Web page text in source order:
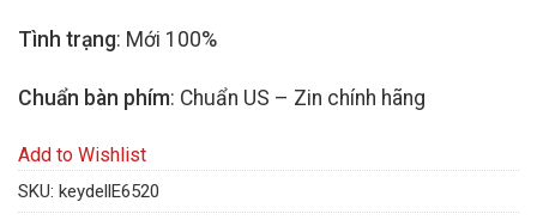
Tình trạng: Mới 100%
Chuẩn bàn phím: Chuẩn US – Zin chính hãng
Add to Wishlist
SKU: keydellE6520